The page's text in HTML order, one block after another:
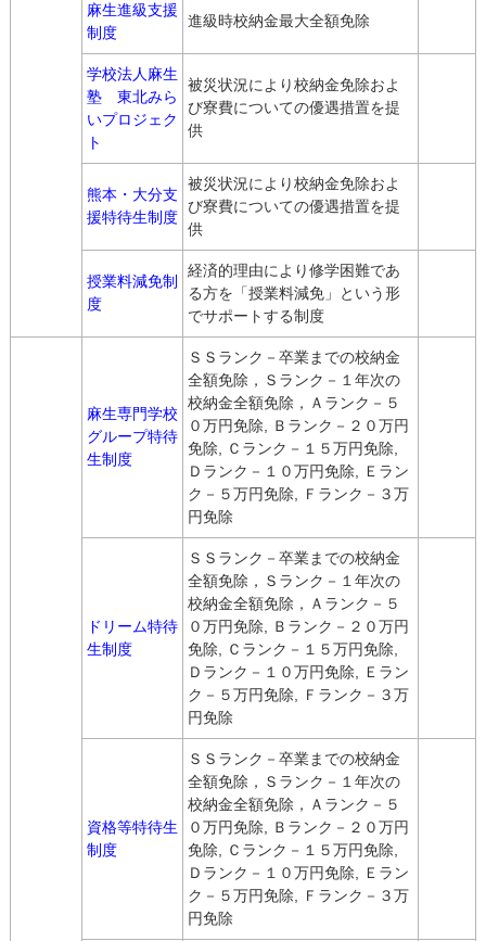
麻生進級支援
制度
進級時校納金最大全額免除
学校法人麻生
塾 東北みら
いプロジェク
ト
被災状況により校納金免除およ
び寮費についての優遇措置を提
供
熊本・大分支
援特待生制度
被災状況により校納金免除およ
び寮費についての優遇措置を提
供
授業料減免制
度
経済的理由により修学困難であ
る方を「授業料減免」という形
でサポートする制度
麻生専門学校
グループ特待
生制度
ＳＳランク－卒業までの校納金
全額免除，Ｓランク－１年次の
校納金全額免除，Ａランク－５
０万円免除, Ｂランク－２０万円
免除, Ｃランク－１５万円免除,
Ｄランク－１０万円免除, Ｅラン
ク－５万円免除, Ｆランク－３万
円免除
ドリーム特待
生制度
ＳＳランク－卒業までの校納金
全額免除，Ｓランク－１年次の
校納金全額免除，Ａランク－５
０万円免除, Ｂランク－２０万円
免除, Ｃランク－１５万円免除,
Ｄランク－１０万円免除, Ｅラン
ク－５万円免除, Ｆランク－３万
円免除
資格等特待生
制度
ＳＳランク－卒業までの校納金
全額免除，Ｓランク－１年次の
校納金全額免除，Ａランク－５
０万円免除, Ｂランク－２０万円
免除, Ｃランク－１５万円免除,
Ｄランク－１０万円免除, Ｅラン
ク－５万円免除, Ｆランク－３万
円免除